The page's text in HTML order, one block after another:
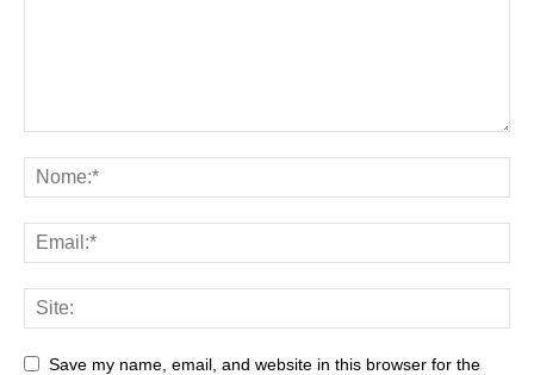
Save my name, email, and website in this browser for the